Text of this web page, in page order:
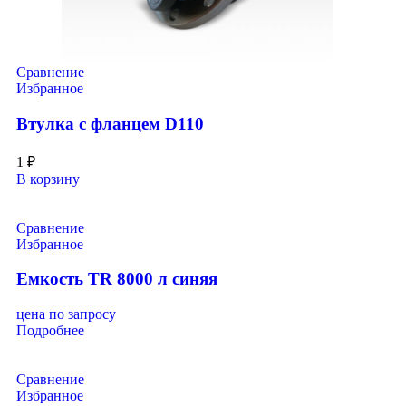
Сравнение
Избранное
Втулка с фланцем D110
1 ₽
В корзину
Сравнение
Избранное
Емкость TR 8000 л синяя
цена по запросу
Подробнее
Сравнение
Избранное